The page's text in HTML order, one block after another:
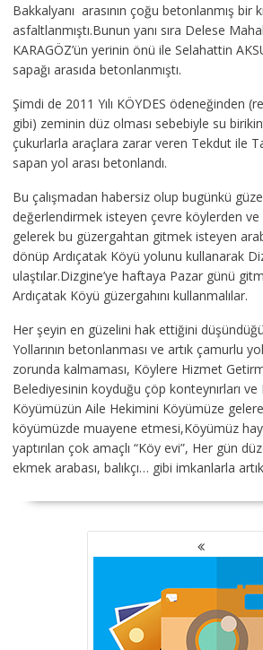
Bakkalyanı arasının çoğu betonlanmış bir
asfaltlanmıştı.Bunun yanı sıra Delese
KARAGÖZ’ün yerinin önü ile Selahattin
sapağı arasıda betonlanmıştı.
Şimdi de 2011 Yılı KÖYDES ödeneğinden
gibi) zeminin düz olması sebebiyle su
çukurlarla araçlara zarar veren Tekdut ile
sapan yol arası betonlandı.
Bu çalışmadan habersiz olup bugünkü
değerlendirmek isteyen çevre köylerden ve
gelerek bu güzergahtan gitmek isteyen
dönüp Ardıçatak Köyü yolunu kullanarak
ulaştılar.Dizgine’ye haftaya Pazar günü
Ardıçatak Köyü güzergahını kullanmalılar.
Her şeyin en güzelini hak ettiğini
Yollarının betonlanması ve artık çamurlu
zorunda kalmaması, Köylere Hizmet
Belediyesinin koyduğu çöp konteynırları ve
Köyümüzün Aile Hekimini Köyümüze
köyümüzde muayene etmesi,Köyümüz
yaptırılan çok amaçlı “Köy evi”, Her gün
ekmek arabası, balıkçı… gibi imkanlarla